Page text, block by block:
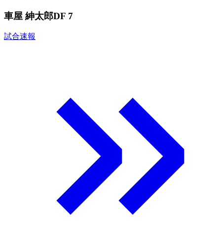
車屋 紳太郎DF 7
試合速報